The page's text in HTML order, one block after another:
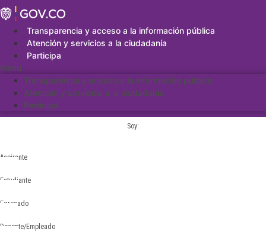
Saltar
al
contenidoTransparencia y acceso a la información pública
Atención y servicios a la ciudadanía
Participa
Menu
Transparencia y acceso a la información pública
Atención y servicios a la ciudadanía
Participa
Soy:
Aspirante
Estudiante
Egresado
Docente/Empleado